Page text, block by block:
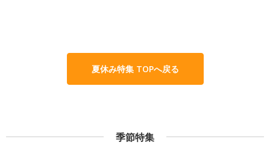
夏休み特集 TOPへ戻る
季節特集